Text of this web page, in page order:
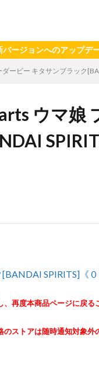
へのアップデートをお
ービー キタサンブラック
ウマ娘
SPIRITS]《０
再度本商品ページに戻る
ストアは随時通知対象外